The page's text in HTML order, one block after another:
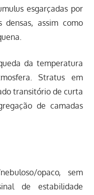
esgarçadas por
densas, assim como
da temperatura
Stratus em
transitório de curta
de camadas
opaco, sem
de estabilidade